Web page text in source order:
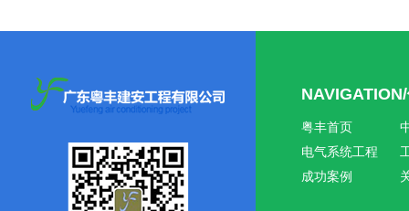
粤丰首页
电气系统工程
成功案例